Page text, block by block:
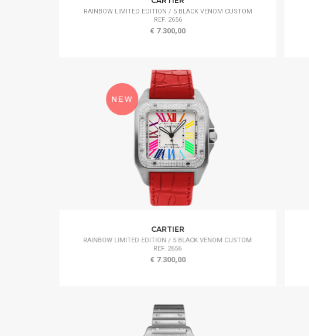
RAINBOW LIMITED EDITION / 5 BLACK VENOM CUSTOM
REF. 2656
€ 7.300,00
CARTIER
RAINBOW LIMITED EDITION / 5 BLACK VENOM CUSTOM
REF. 2656
€ 7.300,00